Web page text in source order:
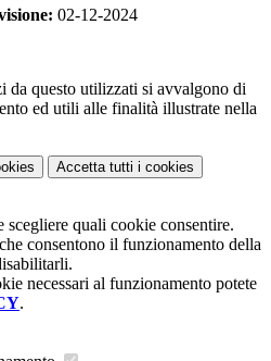
02-12-2024
da questo utilizzati si avvalgono di
ed utili alle finalità illustrate nella
Accetta tutti i cookies
scegliere quali cookie consentire.
consentono il funzionamento della
necessari al funzionamento potete
.